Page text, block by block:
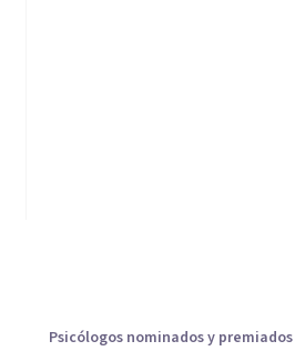
Psicólogos nominados y premiados